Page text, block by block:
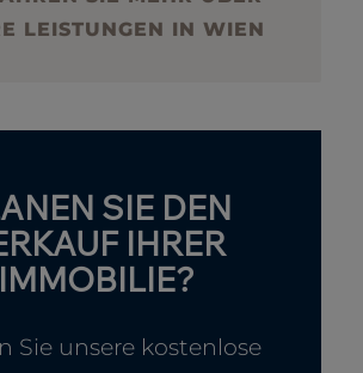
LEISTUNGEN IN WIEN
SIE DEN
IHRER
IMMOBILIE?
Sie unsere kostenlose